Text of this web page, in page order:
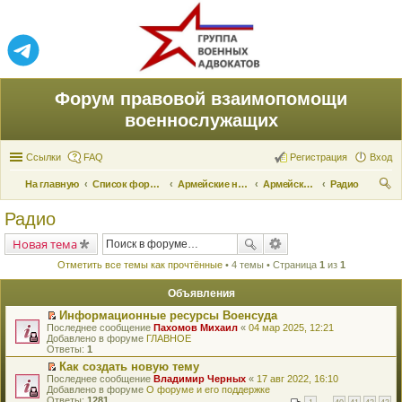
Форум правовой взаимопомощи
военнослужащих
Ссылки FAQ Вход
Регистрация
На главную Список форумов Армейские новости Армейские новости
Радио
Радио
Новая тема
Отметить все темы как прочтённые• 4 темы • Страница 1 из 1
Объявления
П
е
р
е
й
т
и
Информационные ресурсы Военсуда
Последнее сообщение Пахомов Михаил « 04 мар 2025, 12:21
Добавлено в форуме ГЛАВНОЕ
Ответы: 1
П
е
р
Как создать новую тему
Последнее сообщение Владимир Черных « 17 авг 2022, 16:10
Добавлено в форуме О форуме и его поддержке